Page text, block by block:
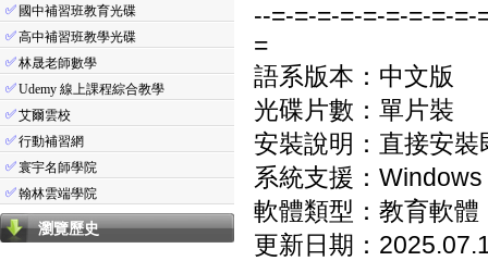
✅ 國中補習班教育光碟
✅高中補習班教學光碟
✅林晟老師數學
✅Udemy 線上課程綜合教學
✅艾爾雲校
✅行動補習網
✅寰宇名師學院
✅翰林雲端學院
瀏覽歷史
--=-=-=-=-=-=-=-=-=-
=
語系版本：中文版
光碟片數：單片裝
安裝說明：直接安裝
系統支援：
軟體類型：教育軟體
更新日期：